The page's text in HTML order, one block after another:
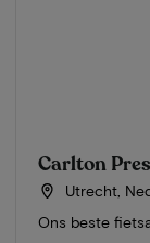
Carlton
Utrecht,
Ons beste